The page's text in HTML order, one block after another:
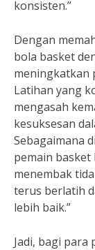
konsisten.”
Dengan
bola basket
meningkatkan
Latihan yang
mengasah
kesuksesan
Sebagaimana
pemain basket
menembak
terus berlatih
lebih baik.”
Jadi, bagi para